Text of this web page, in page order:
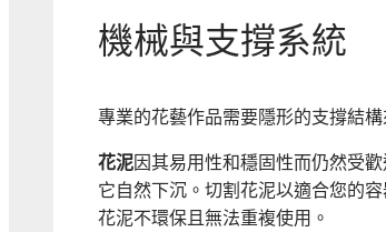
機械與支撐系統
專業的花藝作品需要隱形的支撐結構
花泥因其易用性和穩固性而仍然受
它自然下沉。切割花泥以適合您的
花泥不環保且無法重複使用。